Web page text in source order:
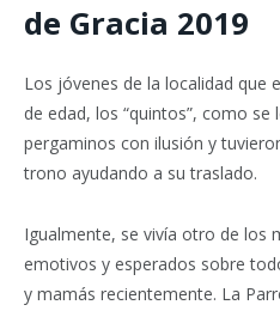
de Gracia 2019
Los jóvenes de la localidad que
de edad, los “quintos”, como se
pergaminos con ilusión y
trono ayudando a su traslado.
Igualmente, se vivía otro de los
emotivos y esperados sobre
y mamás recientemente. La